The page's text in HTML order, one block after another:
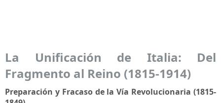
La Unificación de Italia: Del
Fragmento al Reino (1815-1914)
Preparación y Fracaso de la Vía Revolucionaria (1815-